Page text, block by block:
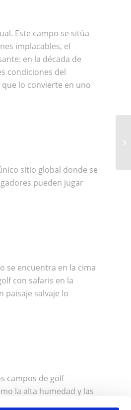
Este campo se sitúa
implacables, el
en la década de
condiciones del
lo convierte en uno
sitio global donde se
pueden jugar
se encuentra en la cima
con safaris en la
paisaje salvaje lo
campos de golf
la alta humedad y las